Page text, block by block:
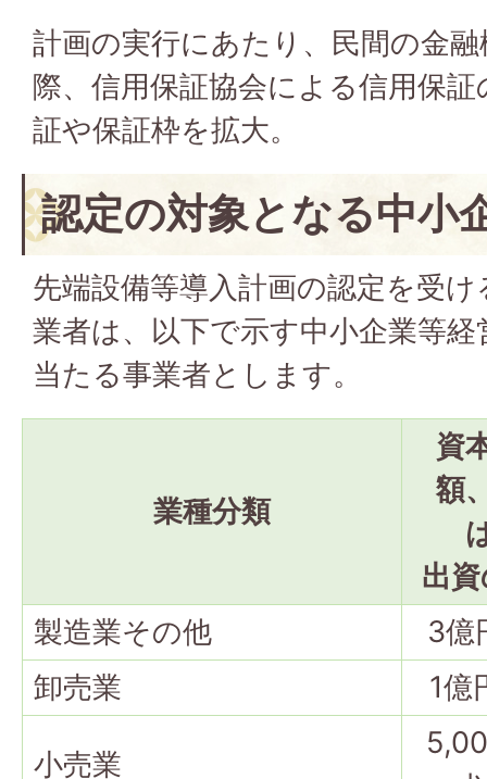
計画の実行にあたり、民間の金
際、信用保証協会による信用保
証や保証枠を拡大。
認定の対象となる中小
先端設備等導入計画の認定を受
業者は、以下で示す中小企業等
当たる事業者とします。
業種分類
資
額
出
製造業その他
3億
卸売業
1億
小売業